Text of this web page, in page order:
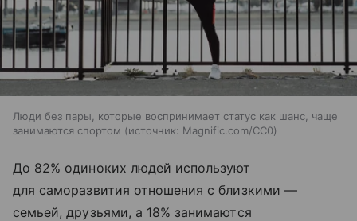
Люди без пары, которые воспринимает статус как шанс, чаще
занимаются спортом
источник: Magnific.com/CC0
До 82% одиноких людей используют
для саморазвития отношения с близкими —
семьей, друзьями, а 18% занимаются